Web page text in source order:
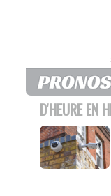
D'HEURE EN